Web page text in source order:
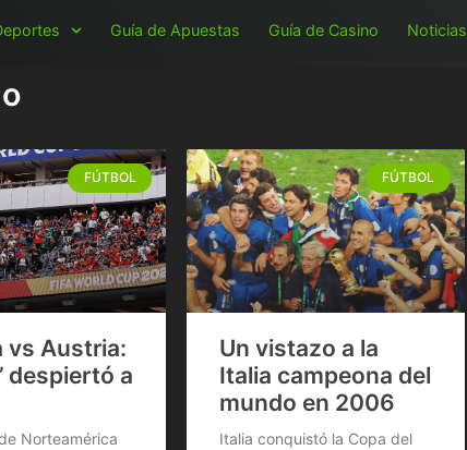
Guía de Apuestas Guía de Casino Noticias
FÚTBOL
vs Austria:
despiertó a
Norteamérica
FÚTBOL
Un vistazo a la
Italia campeona del
mundo en 2006
Italia conquistó la Copa del